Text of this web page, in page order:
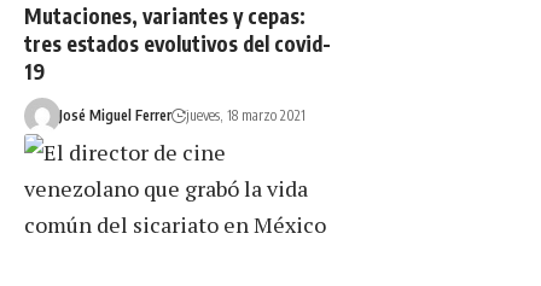
Mutaciones, variantes y cepas:
tres estados evolutivos del covid-
19
José Miguel Ferrer jueves, 18 marzo 2021